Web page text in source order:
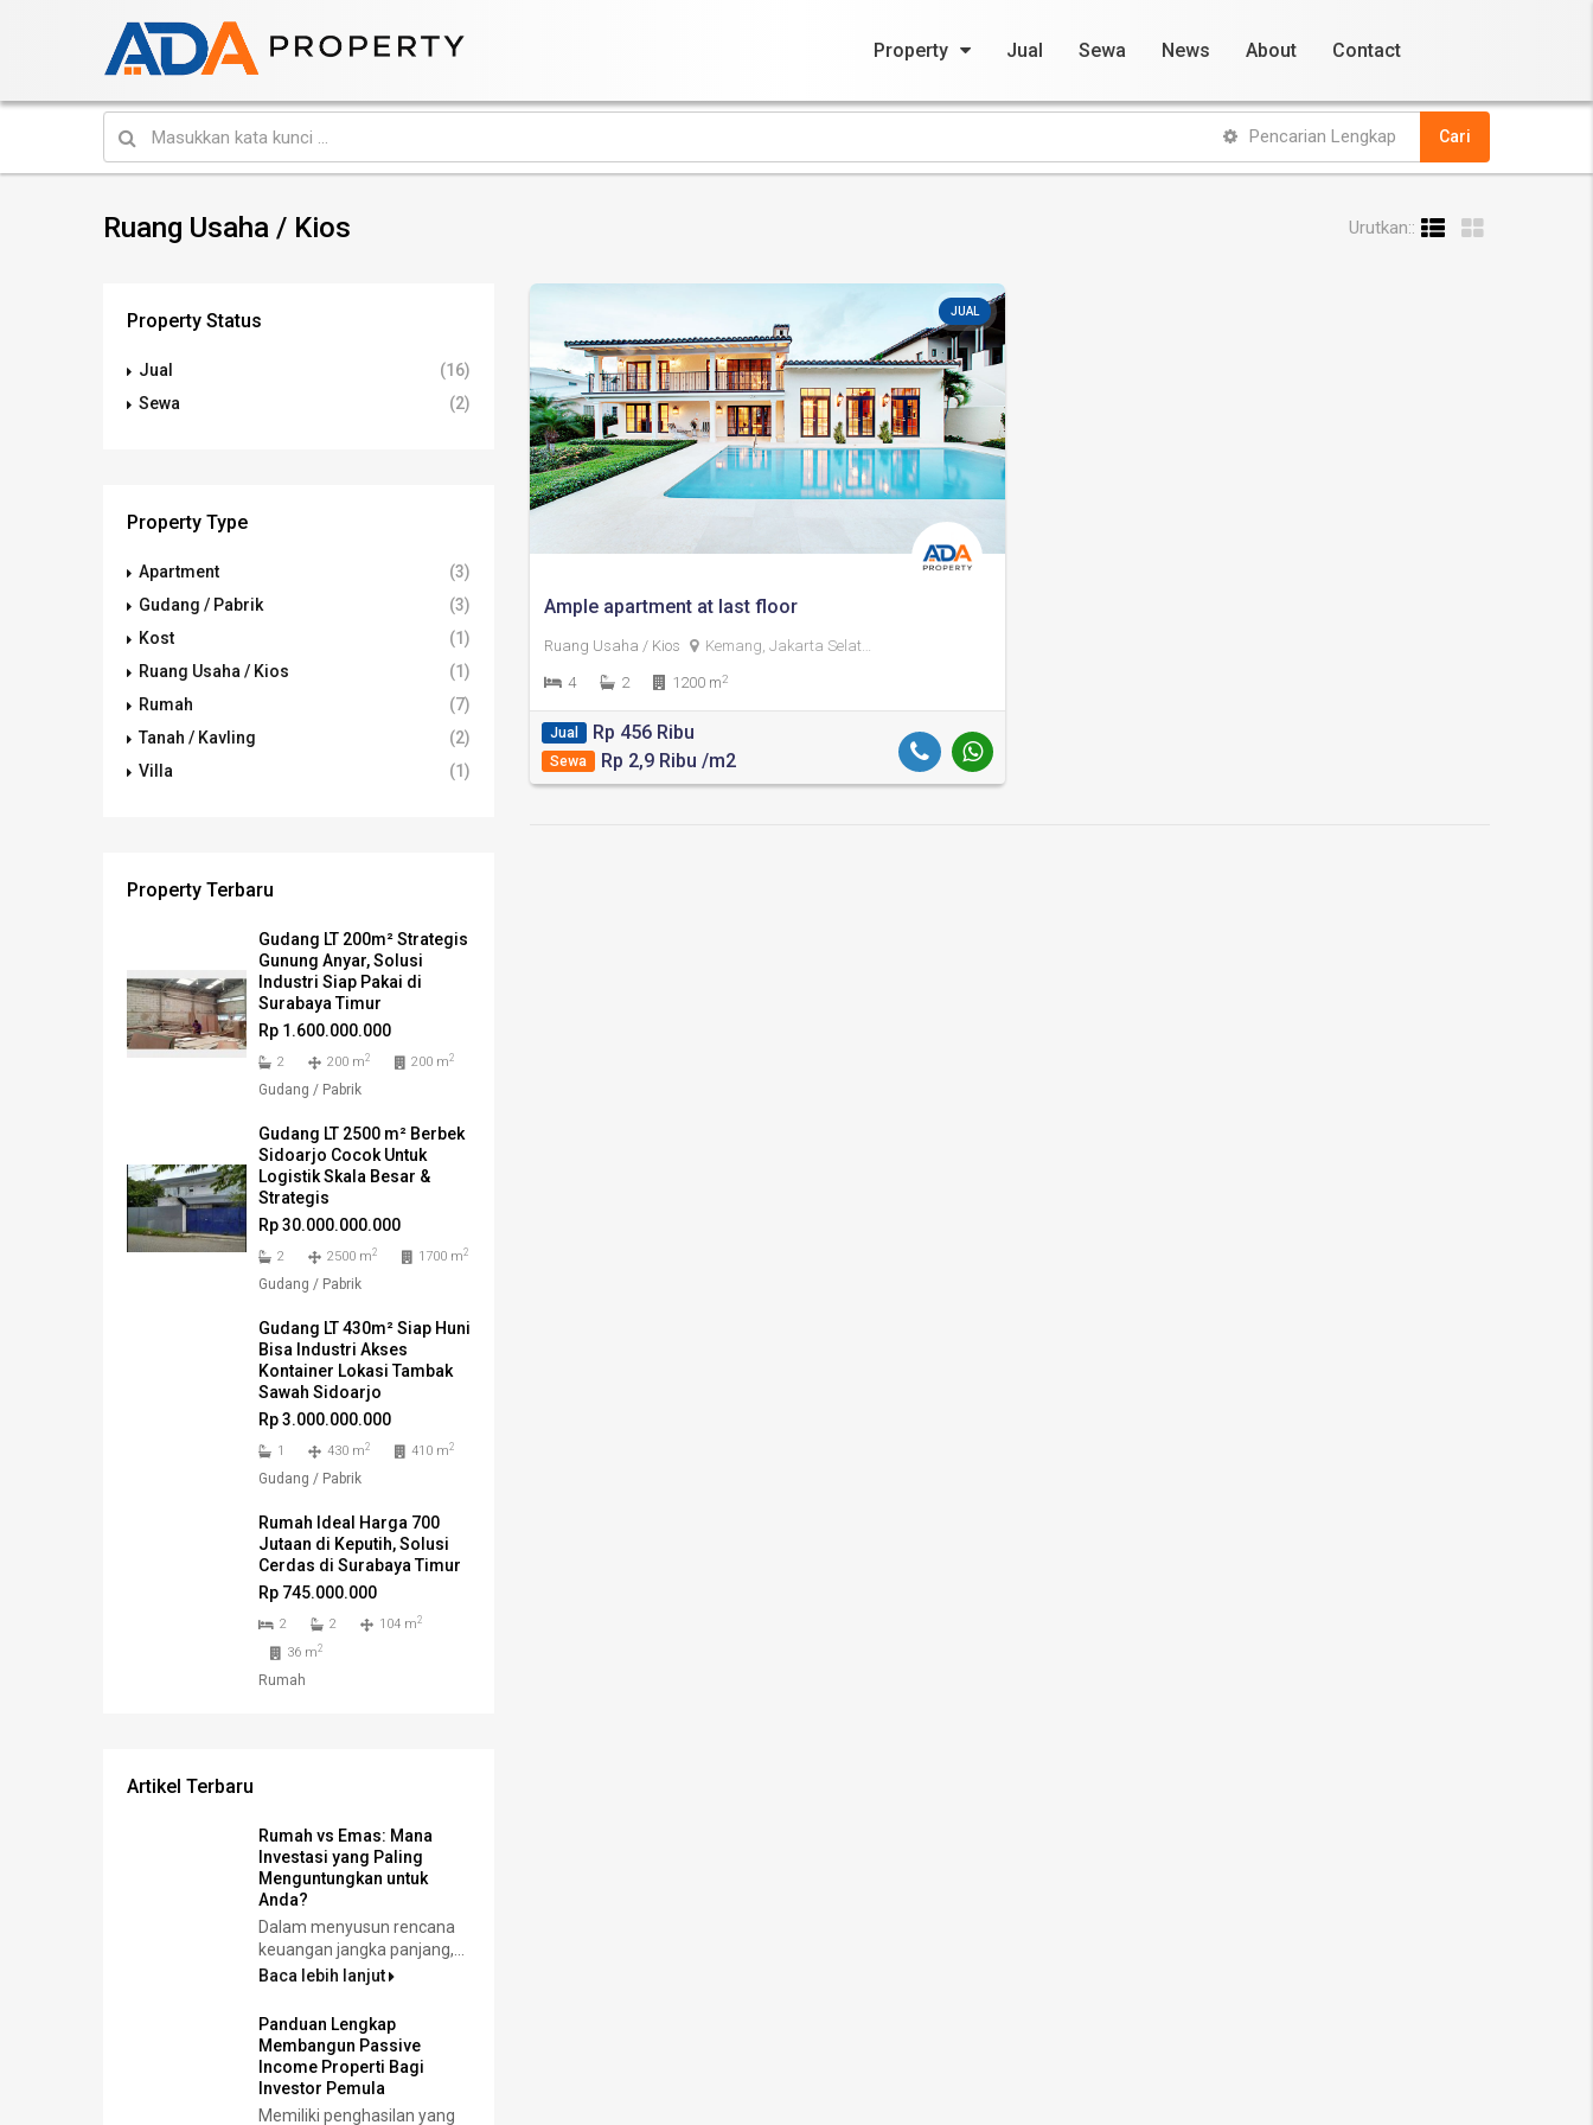
Property Jual Sewa News About Contact
Pencarian Lengkap Cari
Ruang Usaha / Kios Urutkan::
JUAL
Ample apartment at last floor
Ruang Usaha / Kios Kemang, Jakarta Selatan
4 2 1200 m2
Jual Rp 456 Ribu
Sewa Rp 2,9 Ribu /m2
Property Status
Jual
(16)
Sewa
(2)
Property Type
Apartment
(3)
Gudang / Pabrik
(3)
Kost
(1)
Ruang Usaha / Kios
(1)
Rumah
(7)
Tanah / Kavling
(2)
Villa
(1)
Property Terbaru
Gudang LT 200m² Strategis
Gunung Anyar, Solusi
Industri Siap Pakai di
Surabaya Timur
Rp 1.600.000.000
2 200 m2 200 m2
Gudang / Pabrik
Gudang LT 2500 m² Berbek
Sidoarjo Cocok Untuk
Logistik Skala Besar &
Strategis
Rp 30.000.000.000
2 2500 m2 1700 m2
Gudang / Pabrik
Gudang LT 430m² Siap Huni
Bisa Industri Akses
Kontainer Lokasi Tambak
Sawah Sidoarjo
Rp 3.000.000.000
1 430 m2 410 m2
Gudang / Pabrik
Rumah Ideal Harga 700
Jutaan di Keputih, Solusi
Cerdas di Surabaya Timur
Rp 745.000.000
2 2 104 m2
36 m2
Rumah
Artikel Terbaru
Rumah vs Emas: Mana
Investasi yang Paling
Menguntungkan untuk
Anda?
Dalam menyusun rencana
keuangan jangka panjang,...
Baca lebih lanjut
Panduan Lengkap
Membangun Passive
Income Properti Bagi
Investor Pemula
Memiliki penghasilan yang